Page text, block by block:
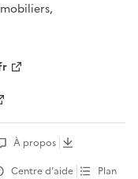
À propos
Centre d’aide Plan